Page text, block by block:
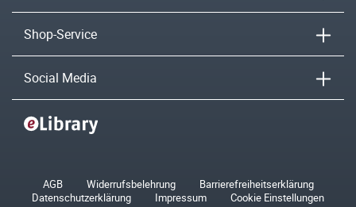
Shop-Service
Social Media
AGB Widerrufsbelehrung
Barrierefreiheitserklärung
Datenschutzerklärung
Impressum Cookie Einstellungen